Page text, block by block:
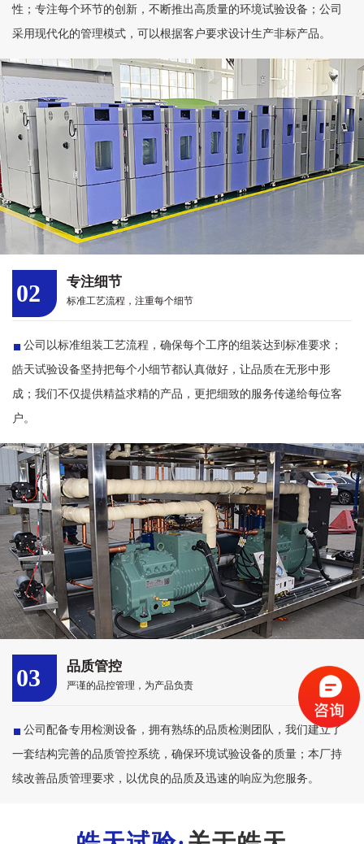
性；专注每个环节的创新，不断推出高质量的环境试验设备；公司
采用现代化的管理模式，可以根据客户要求设计生产非标产品。
02 专注细节
标准工艺流程，注重每个细节
公司以标准组装工艺流程，确保每个工序的组装达到标准要求；
皓天试验设备坚持把每个小细节都认真做好，让品质在无形中形
成；我们不仅提供精益求精的产品，更把细致的服务传递给每位客
户。
03 品质管控
严谨的品控管理，为产品负责
公司配备专用检测设备，拥有熟练的品质检测团队，我们建立了
一套结构完善的品质管控系统，确保环境试验设备的质量；本厂持
续改善品质管理要求，以优良的品质及迅速的响应为您服务。